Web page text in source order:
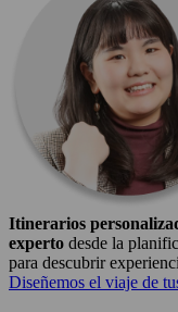
Itinerarios
experto desde la
para descubrir
Diseñemos el viaje de